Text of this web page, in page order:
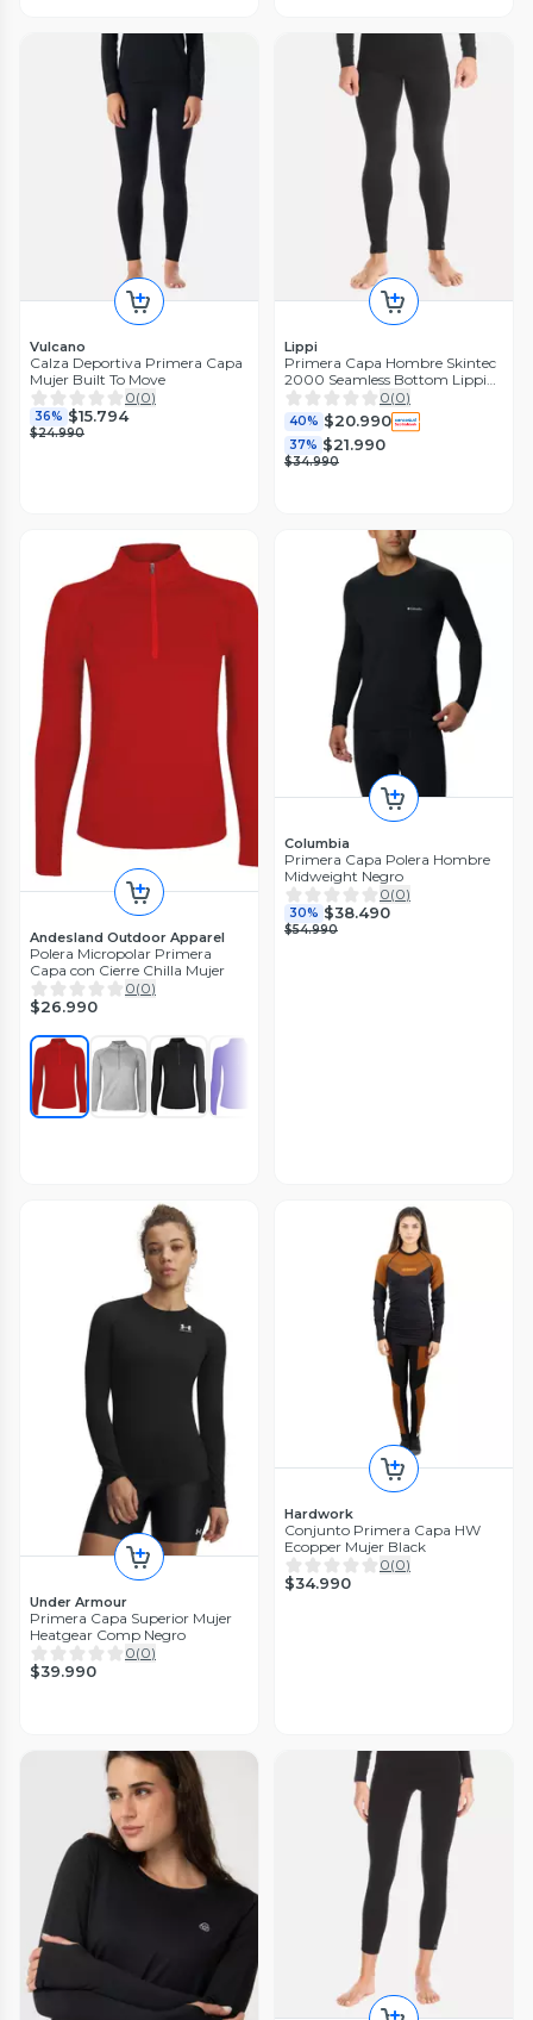
Vulcano
Calza Deportiva Primera Capa
Mujer Built To Move
0(0)
36% $15.794
$24.990
Lippi
Primera Capa Hombre Skintec
2000 Seamless Bottom Lippi
I25
0(0)
40% $20.990
37% $21.990
$34.990
Andesland Outdoor Apparel
Polera Micropolar Primera
Capa con Cierre Chilla Mujer
0(0)
$26.990
Columbia
Primera Capa Polera Hombre
Midweight Negro
0(0)
30% $38.490
$54.990
Under Armour
Primera Capa Superior Mujer
Heatgear Comp Negro
0(0)
$39.990
Hardwork
Conjunto Primera Capa HW
Ecopper Mujer Black
0(0)
$34.990